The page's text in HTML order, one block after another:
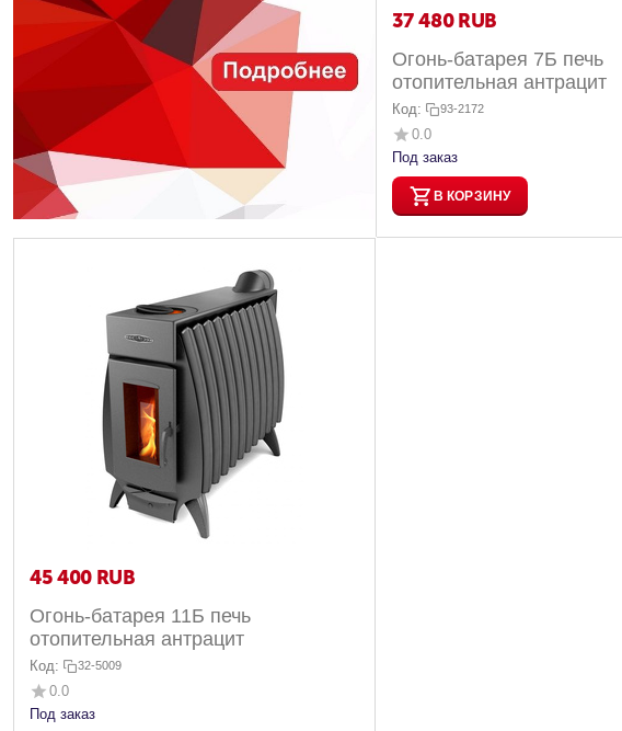
37 480 RUB
Огонь-батарея 7Б печь
отопительная антрацит
Код: 93-2172
0.0
Под заказ
В КОРЗИНУ
45 400 RUB
Огонь-батарея 11Б печь
отопительная антрацит
Код: 32-5009
0.0
Под заказ